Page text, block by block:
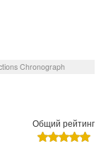
Chronograph
Общий рейтинг